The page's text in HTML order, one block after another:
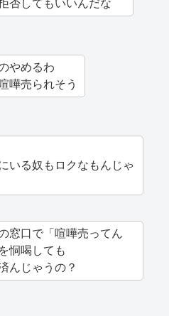
否してもいいんだな
やめるわ
嘩売られそう
いる奴もロクなもんじゃ
窓口で「喧嘩売ってん
恫喝しても
んじゃうの？